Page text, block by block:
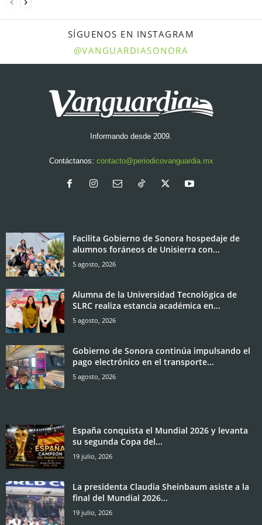
SÍGUENOS EN INSTAGRAM
@VANGUARDIASONORA
Informando desde 2009.
Contáctanos: contacto@periodicovanguardia.mx
Facilita Gobierno de Sonora hospedaje de
alumnos foráneos de Unisierra con...
5 agosto, 2026
Alumna de la Universidad Tecnológica de
SLRC realiza estancia académica en...
5 agosto, 2026
Gobierno de Sonora continúa impulsando el
pago electrónico en el transporte...
5 agosto, 2026
España conquista el Mundial 2026 y levanta
su segunda Copa del...
19 julio, 2026
La presidenta Claudia Sheinbaum asiste a la
final del Mundial 2026...
19 julio, 2026